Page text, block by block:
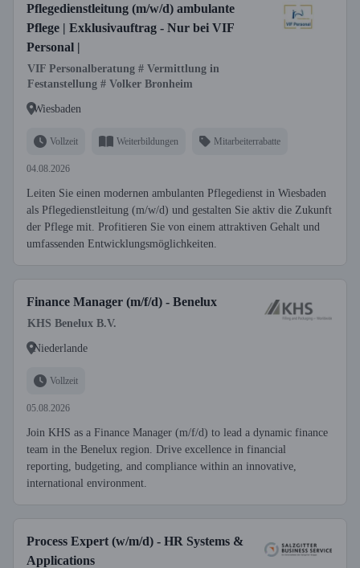
Pflegedienstleitung (m/w/d) ambulante
Pflege | Exklusivauftrag - Nur bei VIF
Personal |
VIF Personalberatung # Vermittlung in
Festanstellung # Volker Bronheim
Wiesbaden
Vollzeit Weiterbildungen Mitarbeiterrabatte
04.08.2026
Leiten Sie einen modernen ambulanten Pflegedienst in Wiesbaden
als Pflegedienstleitung (m/w/d) und gestalten Sie aktiv die Zukunft
der Pflege mit. Profitieren Sie von einem attraktiven Gehalt und
umfassenden Entwicklungsmöglichkeiten.
Finance Manager (m/f/d) - Benelux
KHS Benelux B.V.
Niederlande
Vollzeit
05.08.2026
Join KHS as a Finance Manager (m/f/d) to lead a dynamic finance
team in the Benelux region. Drive excellence in financial
reporting, budgeting, and compliance within an innovative,
international environment.
Process Expert (w/m/d) - HR Systems &
Applications